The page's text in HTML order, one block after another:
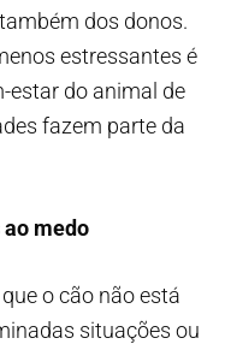
dos donos.
estressantes é
estar do animal de
fazem parte da
medo
o cão não está
situações ou